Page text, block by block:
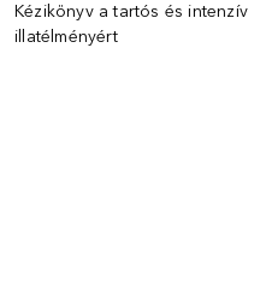
Kézikönyv a tartós és intenzív
illatélményért